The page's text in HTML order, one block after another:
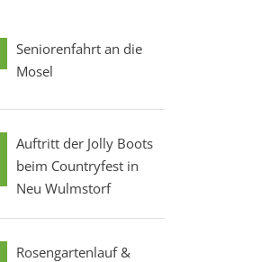
Seniorenfahrt an die
Mosel
Auftritt der Jolly Boots
beim Countryfest in
Neu Wulmstorf
Rosengartenlauf &